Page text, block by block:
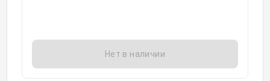
Нет в наличии